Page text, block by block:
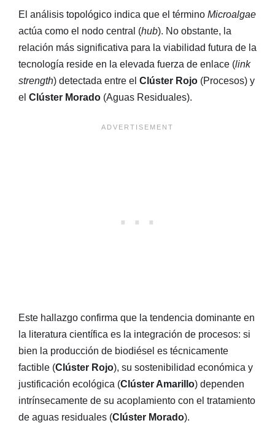
El análisis topológico indica que el término Microalgae
actúa como el nodo central (hub). No obstante, la
relación más significativa para la viabilidad futura de la
tecnología reside en la elevada fuerza de enlace (link
strength) detectada entre el Clúster Rojo (Procesos) y
el Clúster Morado (Aguas Residuales).
Este hallazgo confirma que la tendencia dominante en
la literatura científica es la integración de procesos: si
bien la producción de biodiésel es técnicamente
factible (Clúster Rojo), su sostenibilidad económica y
justificación ecológica (Clúster Amarillo) dependen
intrínsecamente de su acoplamiento con el tratamiento
de aguas residuales (Clúster Morado).